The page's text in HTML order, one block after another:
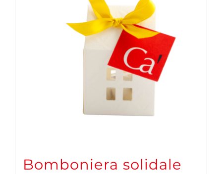
Bomboniera solidale